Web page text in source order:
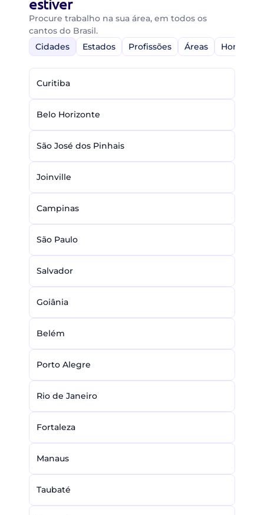
estiver
Procure trabalho na sua área, em todos os
cantos do Brasil.
Cidades
Estados Profissões Áreas Home-
Curitiba
Belo Horizonte
São José dos Pinhais
Joinville
Campinas
São Paulo
Salvador
Goiânia
Belém
Porto Alegre
Rio de Janeiro
Fortaleza
Manaus
Taubaté